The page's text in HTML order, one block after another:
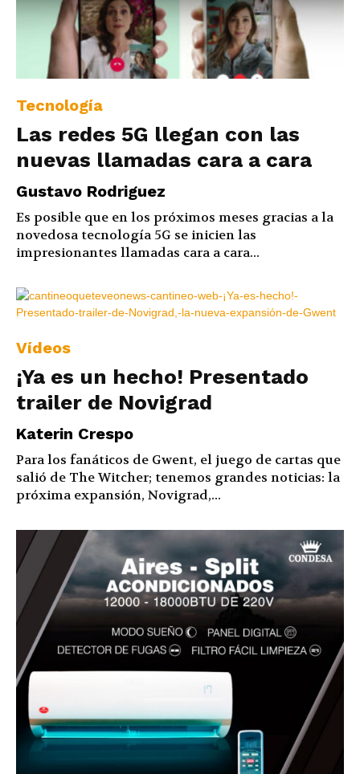
Tecnología
Las redes 5G llegan con las
nuevas llamadas cara a cara
Gustavo Rodriguez
Es posible que en los próximos meses gracias a la
novedosa tecnología 5G se inicien las
impresionantes llamadas cara a cara...
Vídeos
¡Ya es un hecho! Presentado
trailer de Novigrad
Katerin Crespo
Para los fanáticos de Gwent, el juego de cartas que
salió de The Witcher; tenemos grandes noticias: la
próxima expansión, Novigrad,...